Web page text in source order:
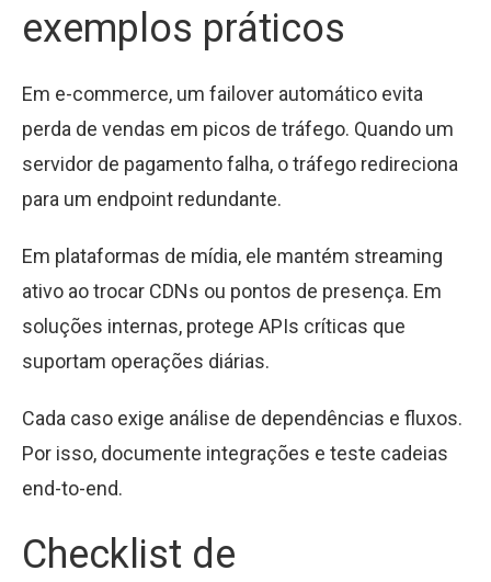
exemplos práticos
Em e-commerce, um failover automático evita
perda de vendas em picos de tráfego. Quando um
servidor de pagamento falha, o tráfego redireciona
para um endpoint redundante.
Em plataformas de mídia, ele mantém streaming
ativo ao trocar CDNs ou pontos de presença. Em
soluções internas, protege APIs críticas que
suportam operações diárias.
Cada caso exige análise de dependências e fluxos.
Por isso, documente integrações e teste cadeias
end-to-end.
Checklist de